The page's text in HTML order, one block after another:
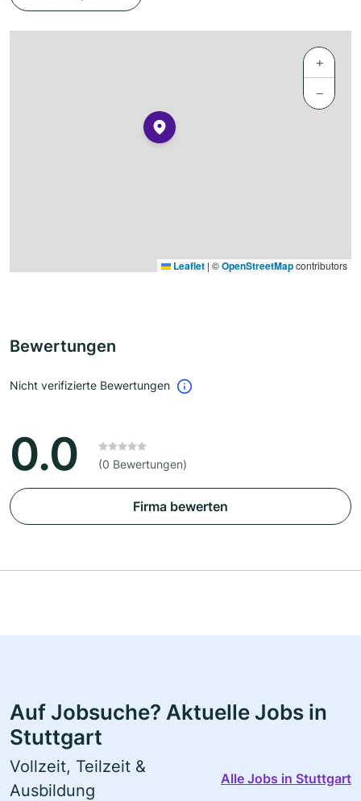
+
−
Leaflet | ©OpenStreetMapcontributors
Bewertungen
Nicht verifizierte Bewertungen
0.0 (0 Bewertungen)
Firma bewerten
Auf Jobsuche? Aktuelle Jobs in
Stuttgart
Vollzeit, Teilzeit &
Ausbildung
Alle Jobs in Stuttgart